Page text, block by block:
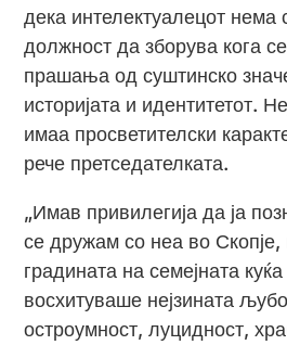
дека интелектуалецот нема
должност да зборува кога
прашања од суштинско
историјата и идентитетот.
имаа просветителски
рече претседателката.
„Имав привилегија да ја
се дружам со неа во
градината на семејната
восхитуваше нејзината
остроумност, луцидност,